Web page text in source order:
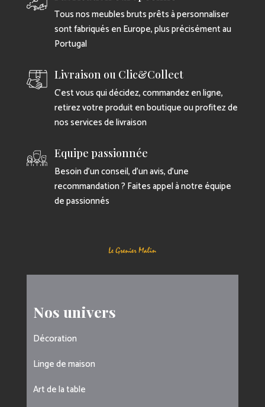
Tous nos meubles bruts prêts à personnaliser
sont fabriqués en Europe, plus précisément au
Portugal
Livraison ou Clic&Collect
C’est vous qui décidez, commandez en ligne,
retirez votre produit en boutique ou profitez de
nos services de livraison
Equipe passionnée
Besoin d’un conseil, d’un avis, d’une
recommandation ? Faites appel à notre équipe
de passionnés
Nos univers
Décoration
Linge de maison
Art de la table